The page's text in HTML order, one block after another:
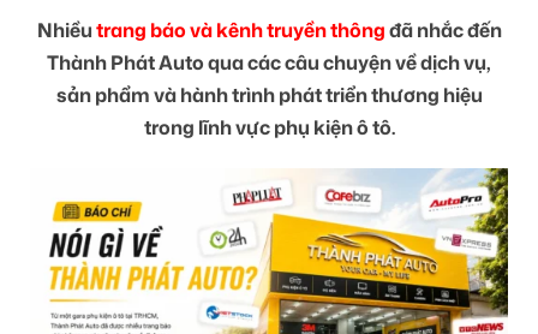
Nhiềutrang báo và kênh truyền thôngđã nhắc đến
Thành Phát Auto qua các câu chuyện về dịch vụ,
sản phẩm và hành trình phát triển thương hiệu
trong lĩnh vực phụ kiện ô tô.